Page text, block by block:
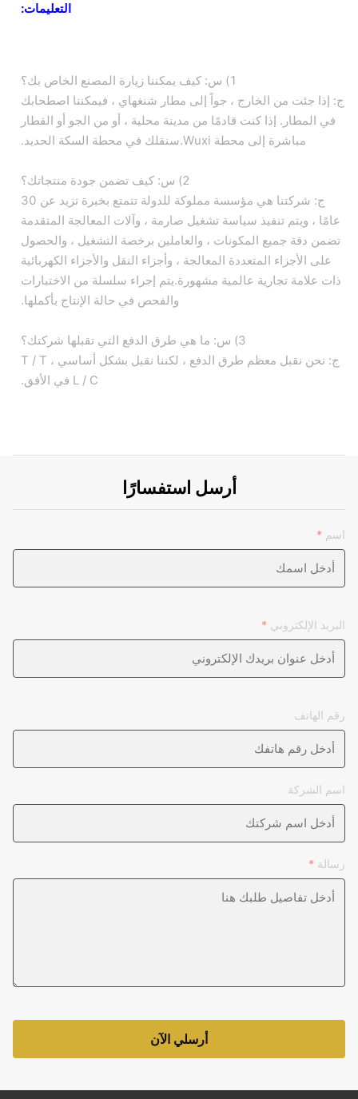
التعليمات:
1) س: كيف يمكننا زيارة المصنع الخاص بك؟
ج: إذا جئت من الخارج ، جواً إلى مطار شنغهاي ، فيمكننا اصطحابك
في المطار. إذا كنت قادمًا من مدينة محلية ، أو من الجو أو القطار
مباشرة إلى محطة Wuxi.سنقلك في محطة السكة الحديد.
2) س: كيف تضمن جودة منتجاتك؟
ج: شركتنا هي مؤسسة مملوكة للدولة تتمتع بخبرة تزيد عن 30
عامًا ، ويتم تنفيذ سياسة تشغيل صارمة ، وآلات المعالجة المتقدمة
تضمن دقة جميع المكونات ، والعاملين برخصة التشغيل ، والحصول
على الأجزاء المتعددة المعالجة ، وأجزاء النقل والأجزاء الكهربائية
ذات علامة تجارية عالمية مشهورة.يتم إجراء سلسلة من الاختبارات
والفحص في حالة الإنتاج بأكملها.
3) س: ما هي طرق الدفع التي تقبلها شركتك؟
ج: نحن نقبل معظم طرق الدفع ، لكننا نقبل بشكل أساسي T / T ،
L / C في الأفق.
أرسل استفسارًا
اسم *
البريد الإلكتروني *
رقم الهاتف
اسم الشركة
رسالة *
أرسلي الآن